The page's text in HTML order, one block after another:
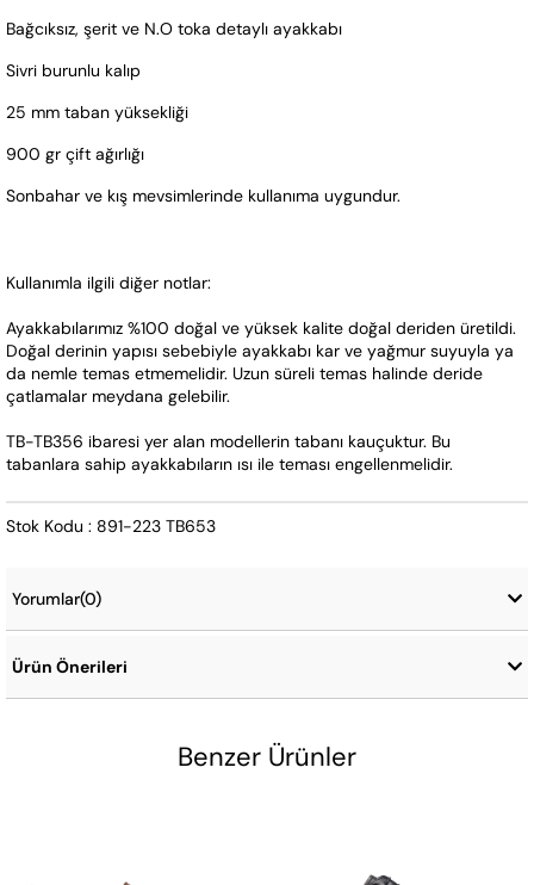
Bağcıksız, şerit ve N.O toka detaylı ayakkabı
Sivri burunlu kalıp
25 mm taban yüksekliği
900 gr çift ağırlığı
Sonbahar ve kış mevsimlerinde kullanıma uygundur.
Kullanımla ilgili diğer notlar:
Ayakkabılarımız %100 doğal ve yüksek kalite doğal deriden üretildi.
Doğal derinin yapısı sebebiyle ayakkabı kar ve yağmur suyuyla ya
da nemle temas etmemelidir. Uzun süreli temas halinde deride
çatlamalar meydana gelebilir.
TB-TB356 ibaresi yer alan modellerin tabanı kauçuktur. Bu
tabanlara sahip ayakkabıların ısı ile teması engellenmelidir.
Stok Kodu : 891-223 TB653
Yorumlar(0)
Ürün Önerileri
Benzer Ürünler